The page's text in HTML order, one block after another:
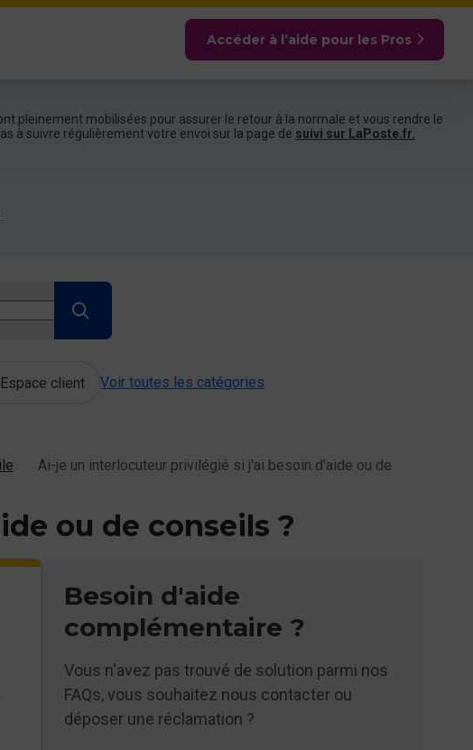
Accéder à l’aide pour les Pros
pleinement mobilisées pour assurer le retour à la normale et vous rendre le
à suivre régulièrement votre envoi sur la page de suivi sur LaPoste.fr.
client Voir toutes les catégories
Ai-je un interlocuteur privilégié si j'ai besoin d'aide ou de
ou de conseils ?
Besoin d'aide
complémentaire ?
Vous n'avez pas trouvé de solution parmi nos
FAQs, vous souhaitez nous contacter ou
déposer une réclamation ?